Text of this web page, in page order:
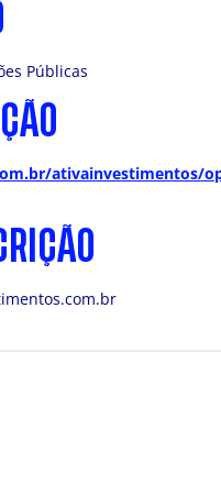
Públicas
ativainvestimentos/